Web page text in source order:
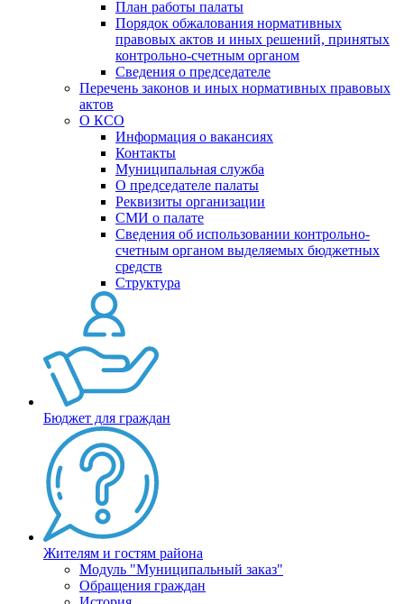
План работы палаты
Порядок обжалования нормативных
правовых актов и иных решений, принятых
контрольно-счетным органом
Сведения о председателе
Перечень законов и иных нормативных правовых
актов
О КСО
Информация о вакансиях
Контакты
Муниципальная служба
О председателе палаты
Реквизиты организации
СМИ о палате
Сведения об использовании контрольно-
счетным органом выделяемых бюджетных
средств
Структура
Бюджет для граждан
Жителям и гостям района
Модуль "Муниципальный заказ"
Обращения граждан